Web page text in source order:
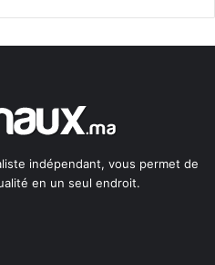
indépendant, vous permet de
en un seul endroit.